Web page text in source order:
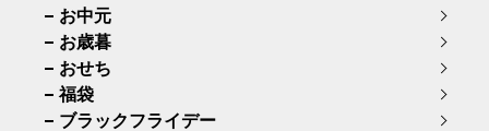
お中元
お歳暮
おせち
福袋
ブラックフライデー